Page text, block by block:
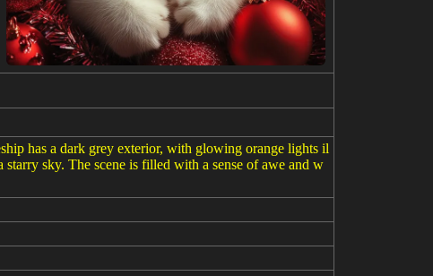
has a dark grey exterior, with glowing orange lights il
sky. The scene is filled with a sense of awe and w